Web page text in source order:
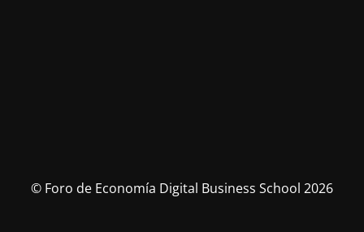
© Foro de Economía Digital Business School 2026